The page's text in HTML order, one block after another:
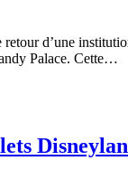
d’une
Palace. Cette…